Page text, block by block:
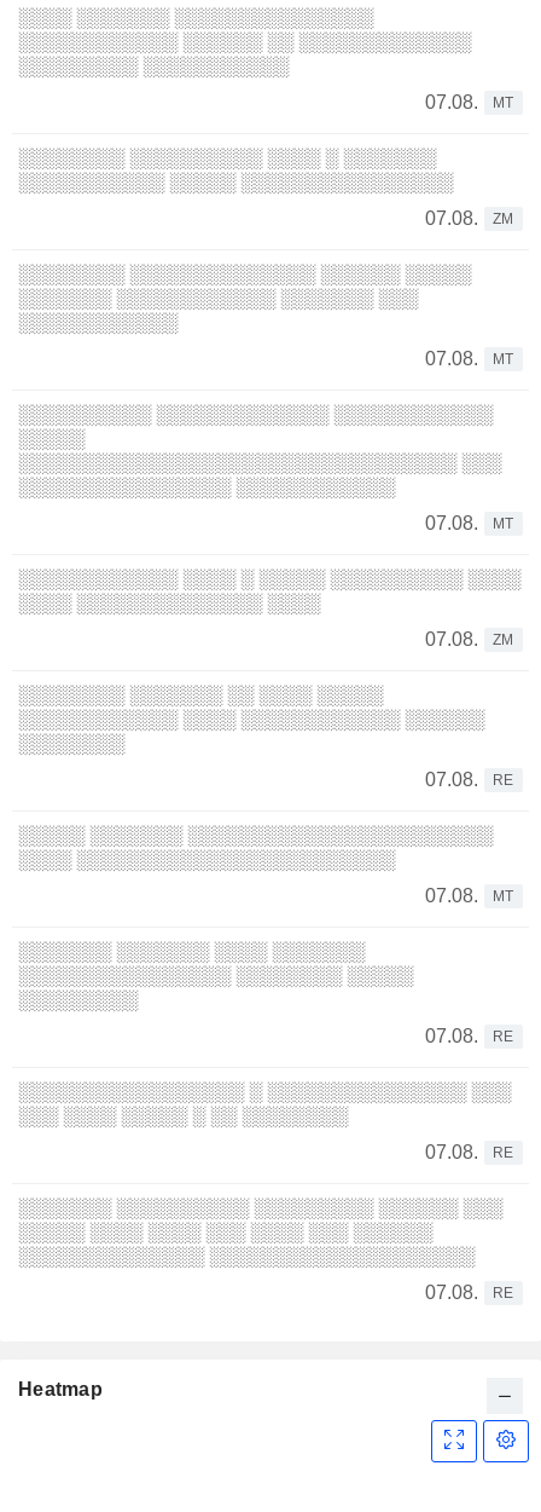
░░░░ ░░░░░░░ ░░░░░░░░░░░░░░░
░░░░░░░░░░░░ ░░░░░░ ░░ ░░░░░░░░░░░░░
░░░░░░░░░ ░░░░░░░░░░░
07.08.
MT
░░░░░░░░ ░░░░░░░░░░ ░░░░ ░ ░░░░░░░
░░░░░░░░░░░ ░░░░░ ░░░░░░░░░░░░░░░░
07.08.
ZM
░░░░░░░░ ░░░░░░░░░░░░░░ ░░░░░░ ░░░░░
░░░░░░░ ░░░░░░░░░░░░ ░░░░░░░ ░░░
░░░░░░░░░░░░
07.08.
MT
░░░░░░░░░░ ░░░░░░░░░░░░░ ░░░░░░░░░░░░
░░░░░
░░░░░░░░░░░░░░░░░░░░░░░░░░░░░░░░░ ░░░
░░░░░░░░░░░░░░░░ ░░░░░░░░░░░░
07.08.
MT
░░░░░░░░░░░░ ░░░░ ░ ░░░░░ ░░░░░░░░░░ ░░░░
░░░░ ░░░░░░░░░░░░░░ ░░░░
07.08.
ZM
░░░░░░░░ ░░░░░░░ ░░ ░░░░ ░░░░░
░░░░░░░░░░░░ ░░░░ ░░░░░░░░░░░░ ░░░░░░
░░░░░░░░
07.08.
RE
░░░░░ ░░░░░░░ ░░░░░░░░░░░░░░░░░░░░░░░
░░░░ ░░░░░░░░░░░░░░░░░░░░░░░░
07.08.
MT
░░░░░░░ ░░░░░░░ ░░░░ ░░░░░░░
░░░░░░░░░░░░░░░░ ░░░░░░░░ ░░░░░
░░░░░░░░░
07.08.
RE
░░░░░░░░░░░░░░░░░ ░ ░░░░░░░░░░░░░░░ ░░░
░░░ ░░░░ ░░░░░ ░ ░░ ░░░░░░░░
07.08.
RE
░░░░░░░ ░░░░░░░░░░ ░░░░░░░░░ ░░░░░░ ░░░
░░░░░ ░░░░ ░░░░ ░░░ ░░░░ ░░░ ░░░░░░
░░░░░░░░░░░░░░ ░░░░░░░░░░░░░░░░░░░░
07.08.
RE
Heatmap